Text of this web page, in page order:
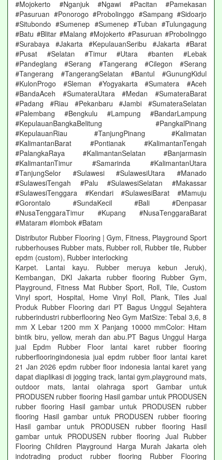
#Mojokerto #Nganjuk #Ngawi #Pacitan #Pamekasan
#Pasuruan #Ponorogo #Probolinggo #Sampang #Sidoarjo
#Situbondo #Sumenep #Sumenep #Tuban #Tulungagung
#Batu #Blitar #Malang #Mojokerto #Pasuruan #Probolinggo
#Surabaya #Jakarta #KepulauanSeribu #Jakarta #Barat
#Pusat #Selatan #Timur #Utara #banten #Lebak
#Pandeglang #Serang #Tangerang #Cilegon #Serang
#Tangerang #TangerangSelatan #Bantul #GunungKidul
#KulonProgo #Sleman #Yogyakarta #Sumatera #Aceh
#BandaAceh #SumateraUtara #Medan #SumateraBarat
#Padang #Riau #Pekanbaru #Jambi #SumateraSelatan
#Palembang #Bengkulu #Lampung #BandarLampung
#KepulauanBangkaBelitung #PangkalPinang
#KepulauanRiau #TanjungPinang #Kalimatan
#KalimantanBarat #Pontianak #KalimantanTengah
#PalangkaRaya #KalimantanSelatan #Banjarmasin
#KalimantanTimur #Samarinda #KalimantanUtara
#TanjungSelor #Sulawesi #SulawesiUtara #Manado
#SulawesiTengah #Palu #SulawesiSelatan #Makassar
#SulawesiTenggara #Kendari #SulawesiBarat #Mamuju
#Gorontalo #SundaKecil #Bali #Denpasar
#NusaTenggaraTimur #Kupang #NusaTenggaraBarat
#Mataram #lombok #Batam
Distributor Rubber Flooring | Gym, Fitness, Playground Sport
rubberhouses Rubber mats, Rubber roll, Rubber tile, Rubber
epdm (custom), Rubber interlocking
Karpet. Lantai kayu. Rubber meruya kebun Jeruk),
Kembangan, DKI Jakarta rubber flooring Rubber Gym,
Playground, Fitness Mat Rubber Sport, Roll, Tile, Custom
Vinyl sport, Hospital, Home Vinyl Roll, Plank, Tiles Jual
Produk Rubber Flooring dari PT Bagus Unggul Sejahtera
rubberindustri rubberflooring Neo Gym MatSize: Tebal 3,6, 8
mm X Lebar 1200 mm X Panjang 10000 mmColor: Hitam
bintik biru, yellow, merah dan abu.PT Bagus Unggul Harga
jual Epdm Rubber Floor lantai karet rubber flooring
rubberflooringindonesia jual epdm rubber floor lantai karet
21 Jan 2026 epdm rubber floor indonesia lantai karet yang
dapat diaplikasi di jogging track, lantai gym,playground mats,
outdoor mats, lantai olahraga sport Gambar untuk
PRODUSEN rubber flooring Hasil gambar untuk PRODUSEN
rubber flooring Hasil gambar untuk PRODUSEN rubber
flooring Hasil gambar untuk PRODUSEN rubber flooring
Hasil gambar untuk PRODUSEN rubber flooring Hasil
gambar untuk PRODUSEN rubber flooring Jual Rubber
Flooring Children Playground Harga Murah Jakarta oleh
indotrading product rubber flooring Rubber Flooring